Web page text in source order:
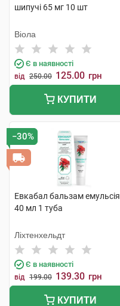
шипучі 65 мг 10 шт
Віола
Є в наявності
від 250.00 125.00 грн
КУПИТИ
−30%
Евкабал бальзам емульсія
40 мл 1 туба
Ліхтенхельдт
Є в наявності
від 199.00 139.30 грн
КУПИТИ